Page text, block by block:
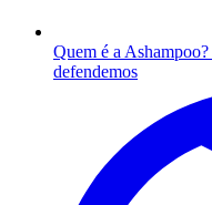
Quem é a Ashampoo?
defendemos